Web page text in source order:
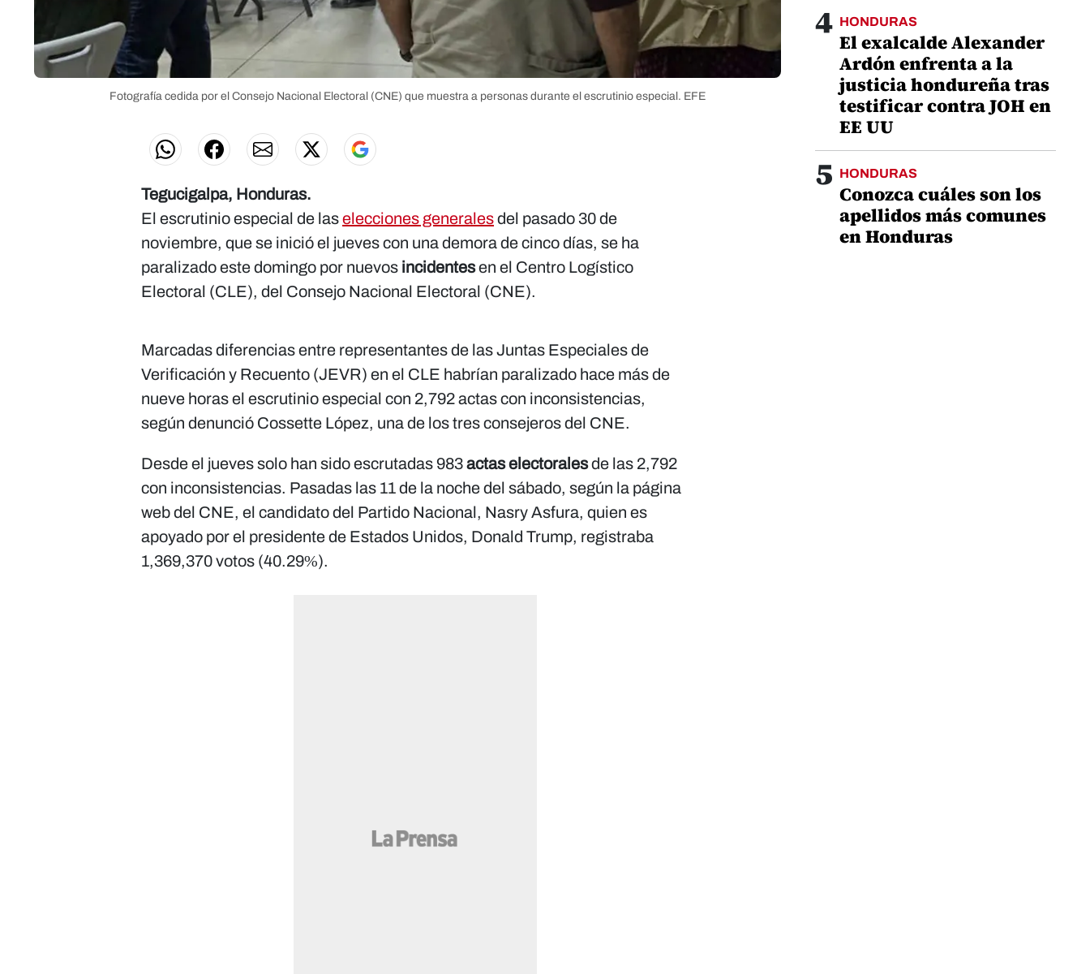
Fotografía cedida por el Consejo Nacional Electoral (CNE) que muestra a personas durante el escrutinio especial. EFE
Tegucigalpa, Honduras.
El escrutinio especial de laselecciones generalesdel pasado 30 de
noviembre, que se inició el jueves con una demora de cinco días, se ha
paralizado este domingo por nuevos incidentesen el Centro Logístico
Electoral (CLE), del Consejo Nacional Electoral (CNE).
Marcadas diferencias entre representantes de las Juntas Especiales de
Verificación y Recuento (JEVR) en el CLE habrían paralizado hace más de
nueve horas el escrutinio especial con 2,792 actas con inconsistencias,
según denunció Cossette López, una de los tres consejeros del CNE.
Desde el jueves solo han sido escrutadas 983actas electoralesde las 2,792
con inconsistencias. Pasadas las 11 de la noche del sábado, según la página
web del CNE, el candidato del Partido Nacional, Nasry Asfura, quien es
apoyado por el presidente de Estados Unidos, Donald Trump, registraba
1,369,370 votos (40.29%).
4 HONDURAS
El exalcalde Alexander
Ardón enfrenta a la
justicia hondureña tras
testificar contra JOH en
EE UU
5 HONDURAS
Conozca cuáles son los
apellidos más comunes
en Honduras